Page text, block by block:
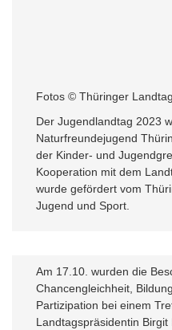
Fotos © Thüringer
Der Jugendlandtag 2023
Naturfreundejugend
der Kinder- und
Kooperation mit dem
wurde gefördert vom
Jugend und Sport.
Am 17.10. wurden die
Chancengleichheit,
Partizipation bei einem
Landtagspräsidentin